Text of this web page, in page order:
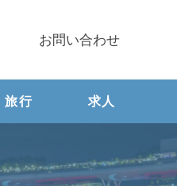
旅行 求人
お問い合わせ